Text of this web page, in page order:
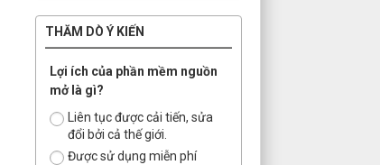
THĂM DÒ Ý KIẾN
Lợi ích của phần mềm nguồn
mở là gì?
Liên tục được cải tiến, sửa
đổi bởi cả thế giới.
Được sử dụng miễn phí